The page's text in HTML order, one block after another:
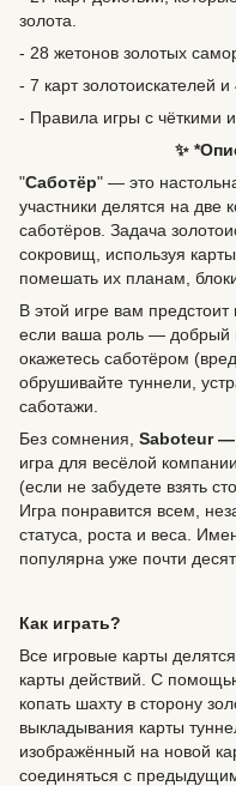
золота.
- 28 жетонов золотых
- 7 карт золотоискателей и
- Правила игры с чёткими
✨
"Саботёр" — это
участники делятся на две
саботёров. Задача
сокровищ, используя
помешать их планам,
В этой игре вам
если ваша роль — добрый
окажетесь саботёром
обрушивайте туннели,
саботажи.
Без сомнения, Saboteur —
игра для весёлой
(если не забудете взять
Игра понравится всем,
статуса, роста и веса.
популярна уже почти
Как играть?
Все игровые карты
карты действий. С
копать шахту в сторону
выкладывания карты
изображённый на новой
соединяться с